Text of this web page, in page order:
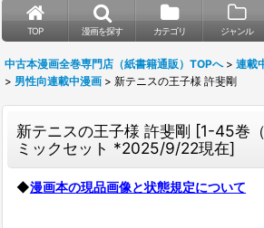
TOP 漫画を探す カテゴリ ジャンル
中古本漫画全巻専門店（紙書籍通販）TOPへ > 連載
> 男性向連載中漫画 > 新テニスの王子様 許斐剛
新テニスの王子様 許斐剛 [1-45巻
ミックセット *2025/9/22現在]
◆漫画本の現品画像と状態規定について